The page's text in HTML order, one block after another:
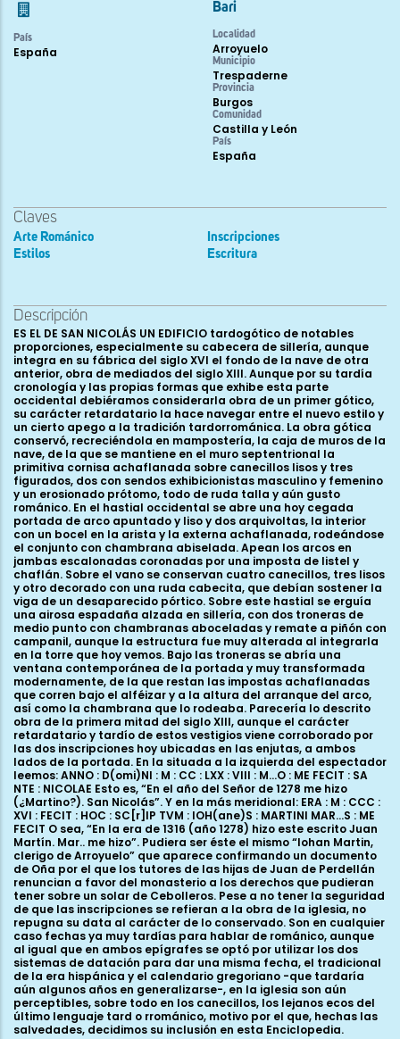
País
España
Bari
Localidad
Arroyuelo
Municipio
Trespaderne
Provincia
Burgos
Comunidad
Castilla y León
País
España
Claves
Arte Románico
Estilos
Inscripciones
Escritura
Descripción
ES EL DE SAN NICOLÁS UN EDIFICIO tardogótico de notables
proporciones, especialmente su cabecera de sillería, aunque
integra en su fábrica del siglo XVI el fondo de la nave de otra
anterior, obra de mediados del siglo XIII. Aunque por su tardía
cronología y las propias formas que exhibe esta parte
occidental debiéramos considerarla obra de un primer gótico,
su carácter retardatario la hace navegar entre el nuevo estilo y
un cierto apego a la tradición tardorrománica. La obra gótica
conservó, recreciéndola en mampostería, la caja de muros de la
nave, de la que se mantiene en el muro septentrional la
primitiva cornisa achaflanada sobre canecillos lisos y tres
figurados, dos con sendos exhibicionistas masculino y femenino
y un erosionado prótomo, todo de ruda talla y aún gusto
románico. En el hastial occidental se abre una hoy cegada
portada de arco apuntado y liso y dos arquivoltas, la interior
con un bocel en la arista y la externa achaflanada, rodeándose
el conjunto con chambrana abiselada. Apean los arcos en
jambas escalonadas coronadas por una imposta de listel y
chaflán. Sobre el vano se conservan cuatro canecillos, tres lisos
y otro decorado con una ruda cabecita, que debían sostener la
viga de un desaparecido pórtico. Sobre este hastial se erguía
una airosa espadaña alzada en sillería, con dos troneras de
medio punto con chambranas aboceladas y remate a piñón con
campanil, aunque la estructura fue muy alterada al integrarla
en la torre que hoy vemos. Bajo las troneras se abría una
ventana contemporánea de la portada y muy transformada
modernamente, de la que restan las impostas achaflanadas
que corren bajo el alféizar y a la altura del arranque del arco,
así como la chambrana que lo rodeaba. Parecería lo descrito
obra de la primera mitad del siglo XIII, aunque el carácter
retardatario y tardío de estos vestigios viene corroborado por
las dos inscripciones hoy ubicadas en las enjutas, a ambos
lados de la portada. En la situada a la izquierda del espectador
leemos: ANNO : D(omi)NI : M : CC : LXX : VIII : M...O : ME FECIT : SA
NTE : NICOLAE Esto es, “En el año del Señor de 1278 me hizo
(¿Martino?). San Nicolás”. Y en la más meridional: ERA : M : CCC :
XVI : FECIT : HOC : SC[r]IP TVM : IOH(ane)S : MARTINI MAR...S : ME
FECIT O sea, “En la era de 1316 (año 1278) hizo este escrito Juan
Martín. Mar.. me hizo”. Pudiera ser éste el mismo “Iohan Martin,
clerigo de Arroyuelo” que aparece confirmando un documento
de Oña por el que los tutores de las hijas de Juan de Perdellán
renuncian a favor del monasterio a los derechos que pudieran
tener sobre un solar de Cebolleros. Pese a no tener la seguridad
de que las inscripciones se refieran a la obra de la iglesia, no
repugna su data al carácter de lo conservado. Son en cualquier
caso fechas ya muy tardías para hablar de románico, aunque
al igual que en ambos epígrafes se optó por utilizar los dos
sistemas de datación para dar una misma fecha, el tradicional
de la era hispánica y el calendario gregoriano -que tardaría
aún algunos años en generalizarse-, en la iglesia son aún
perceptibles, sobre todo en los canecillos, los lejanos ecos del
último lenguaje tard o rrománico, motivo por el que, hechas las
salvedades, decidimos su inclusión en esta Enciclopedia.